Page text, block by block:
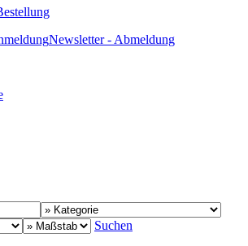
Newsletter - Abmeldung
Suchen